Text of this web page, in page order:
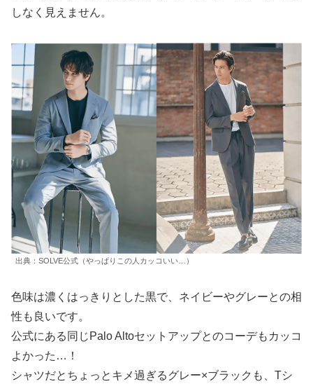
しなく見えません。
出典：SOLVE公式（やっぱりこの人カッコいい…）
色味は濃くはっきりとした黒で、ネイビーやグレーとの相
性も良いです。
公式にある同じPalo Altoセットアップとのコーデもカッコ
よかった…！
シャツだとちょっとキメ過ぎるグレー×ブラックも、Tシ